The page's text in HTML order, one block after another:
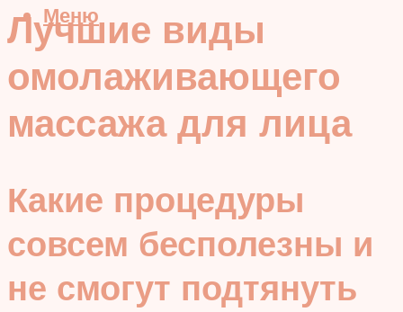
Меню
Лучшие виды
омолаживающего
массажа для лица
Какие процедуры
совсем бесполезны и
не смогут подтянуть